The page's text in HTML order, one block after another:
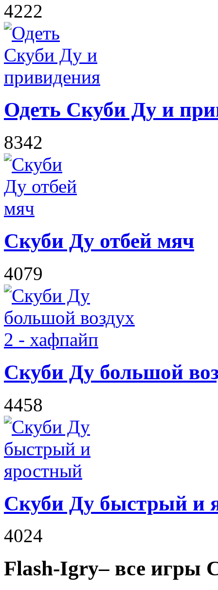
4222
Одеть Скуби Ду и
8342
Скуби Ду отбей мяч
4079
Скуби Ду большой
4458
Скуби Ду быстрый и
4024
Flash-Igry– все игры